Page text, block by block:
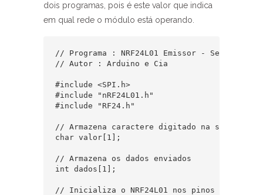
dois programas, pois é este valor que indica
em qual rede o módulo está operando.
// Programa : NRF24L01 Emissor - Servo motor
// Autor : Arduino e Cia
#include <SPI.h>
#include "nRF24L01.h"
#include "RF24.h"
// Armazena caractere digitado na serial
char valor[1];
// Armazena os dados enviados
int dados[1];
// Inicializa o NRF24L01 nos pinos 9 (CE) e